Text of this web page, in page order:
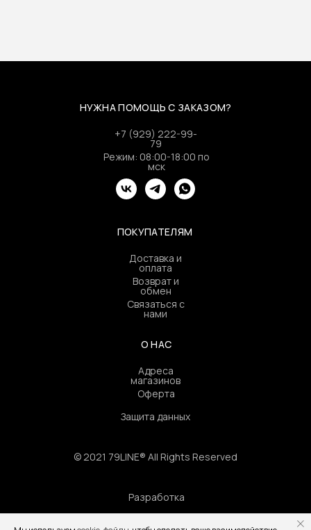
НУЖНА ПОМОЩЬ С ЗАКАЗОМ?
ПОКУПАТЕЛЯМ
О НАС
+7 (929) 222-99-
79
Режим: 08:00-18:00 по
мск
Доставка и
оплата
Возврат и
обмен
Связаться с
нами
Адреса
магазинов
Оферта
Защита данных
© 2021 79LINE® All Rights Reserved
Разработка